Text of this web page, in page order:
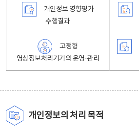
개인정보 영향평가
수행결과
고정형
영상정보처리기기의 운영·관리
개인정보의 처리 목적